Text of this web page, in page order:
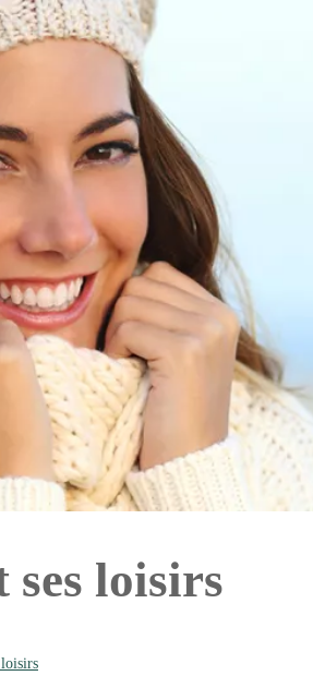
ses loisirs